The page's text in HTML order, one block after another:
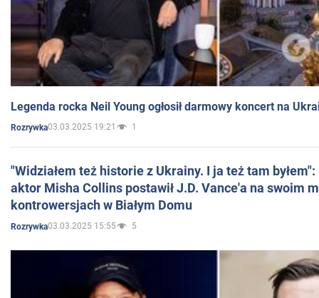
Legenda rocka Neil Young ogłosił darmowy koncert na
Rozrywka03.03.2025 19:21 1
"Widziałem też historie z Ukrainy. I ja też tam
aktor Misha Collins postawił J.D. Vance'a na swoim
kontrowersjach w Białym Domu
Rozrywka03.03.2025 15:55 5